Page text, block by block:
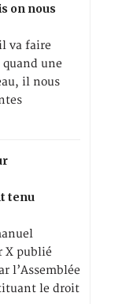
on nous
va faire
une
il nous
tenu
X publié
l’Assemblée
le droit